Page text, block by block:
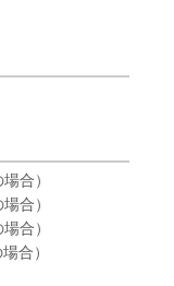
合）
合）
合）
合）